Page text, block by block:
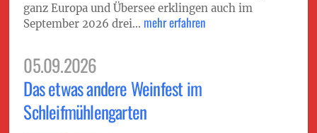
ganz Europa und Übersee erklingen auch im
September 2026 drei... mehr erfahren
05.09.2026
Das etwas andere Weinfest im
Schleifmühlengarten